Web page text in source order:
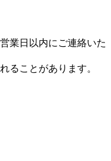
業日以内にご連絡いた
ることがあります。